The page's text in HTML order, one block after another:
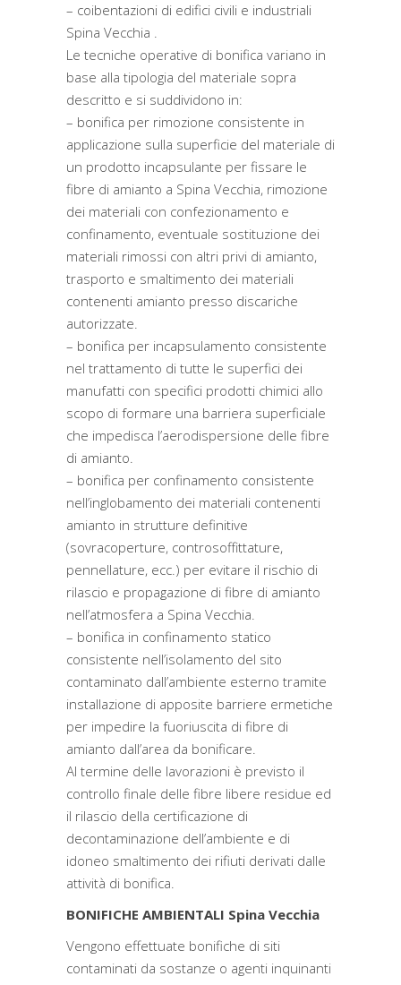
– coibentazioni di edifici civili e industriali
Spina Vecchia .
Le tecniche operative di bonifica variano in
base alla tipologia del materiale sopra
descritto e si suddividono in:
– bonifica per rimozione consistente in
applicazione sulla superficie del materiale di
un prodotto incapsulante per fissare le
fibre di amianto a Spina Vecchia, rimozione
dei materiali con confezionamento e
confinamento, eventuale sostituzione dei
materiali rimossi con altri privi di amianto,
trasporto e smaltimento dei materiali
contenenti amianto presso discariche
autorizzate.
– bonifica per incapsulamento consistente
nel trattamento di tutte le superfici dei
manufatti con specifici prodotti chimici allo
scopo di formare una barriera superficiale
che impedisca l’aerodispersione delle fibre
di amianto.
– bonifica per confinamento consistente
nell’inglobamento dei materiali contenenti
amianto in strutture definitive
(sovracoperture, controsoffittature,
pennellature, ecc.) per evitare il rischio di
rilascio e propagazione di fibre di amianto
nell’atmosfera a Spina Vecchia.
– bonifica in confinamento statico
consistente nell’isolamento del sito
contaminato dall’ambiente esterno tramite
installazione di apposite barriere ermetiche
per impedire la fuoriuscita di fibre di
amianto dall’area da bonificare.
Al termine delle lavorazioni è previsto il
controllo finale delle fibre libere residue ed
il rilascio della certificazione di
decontaminazione dell’ambiente e di
idoneo smaltimento dei rifiuti derivati dalle
attività di bonifica.
BONIFICHE AMBIENTALI Spina Vecchia
Vengono effettuate bonifiche di siti
contaminati da sostanze o agenti inquinanti